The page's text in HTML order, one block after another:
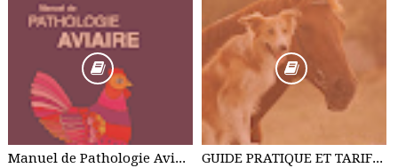
Manuel de Pathologie Aviaire GUIDE PRATIQUE ET TARIFICATION ANIMAUX DE COMPAGNIE ET ÉQUIN